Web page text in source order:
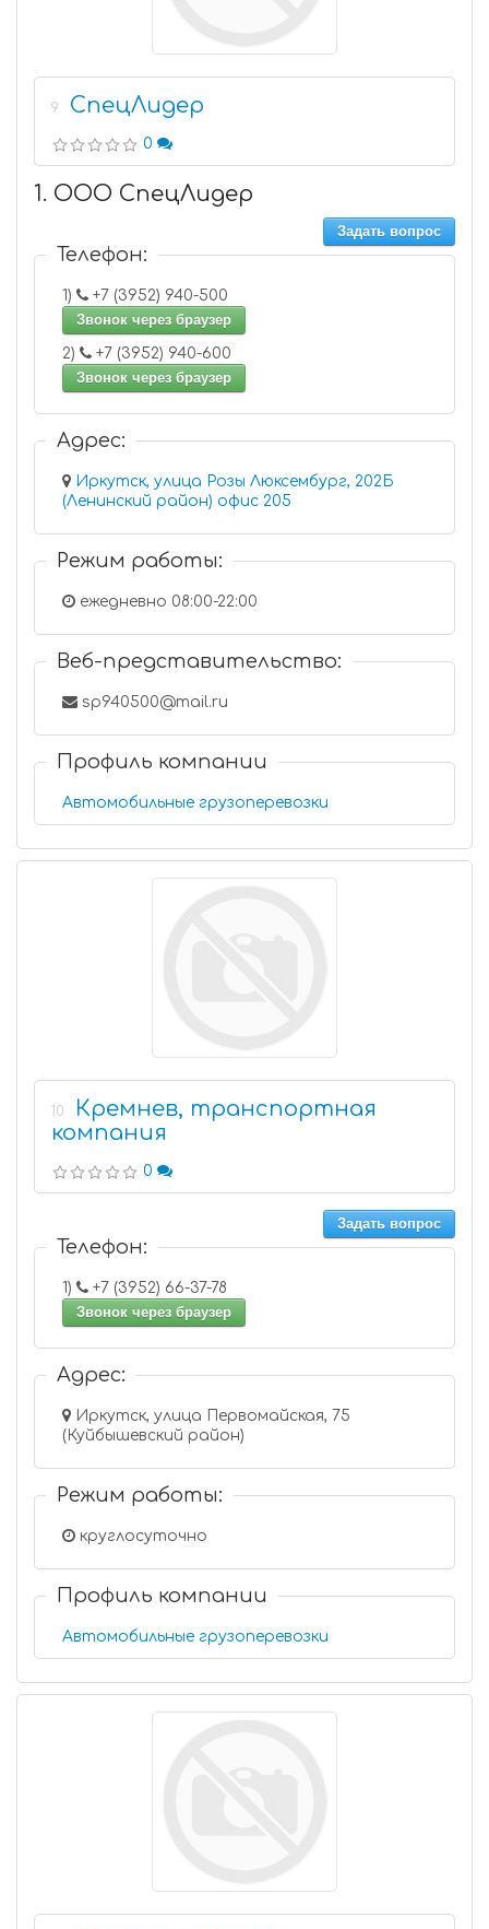
9 СпецЛидер
0
1. ООО СпецЛидер
Задать вопрос
Телефон:
1)
+7 (3952) 940-500
Звонок через браузер
2)
+7 (3952) 940-600
Звонок через браузер
Адрес:
Иркутск, улица Розы Люксембург, 202Б
(Ленинский район) офис 205
Режим работы:
ежедневно 08:00-22:00
Веб-представительство:
sp940500@mail.ru
Профиль компании
Автомобильные грузоперевозки
10
Кремнев, транспортная
компания
0
Задать вопрос
Телефон:
1)
+7 (3952) 66-37-78
Звонок через браузер
Адрес:
Иркутск, улица Первомайская, 75
(Куйбышевский район)
Режим работы:
круглосуточно
Профиль компании
Автомобильные грузоперевозки